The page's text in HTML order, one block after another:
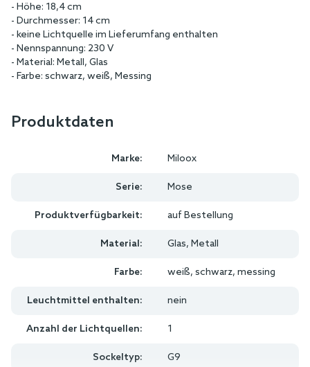
- Höhe: 18,4 cm
- Durchmesser: 14 cm
- keine Lichtquelle im Lieferumfang enthalten
- Nennspannung: 230 V
- Material: Metall, Glas
- Farbe: schwarz, weiß, Messing
Produktdaten
Marke: Miloox
Serie: Mose
Produktverfügbarkeit: auf Bestellung
Material: Glas, Metall
Farbe: weiß, schwarz, messing
Leuchtmittel enthalten: nein
Anzahl der Lichtquellen: 1
Sockeltyp: G9